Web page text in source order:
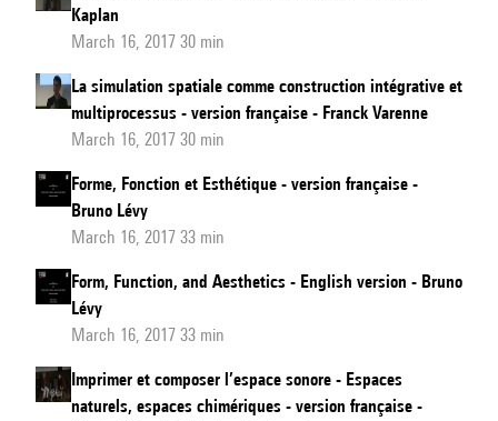
Kaplan
March 16, 2017 30 min
La simulation spatiale comme construction intégrative et
multiprocessus - version française - Franck Varenne
March 16, 2017 30 min
Forme, Fonction et Esthétique - version française -
Bruno Lévy
March 16, 2017 33 min
Form, Function, and Aesthetics - English version - Bruno
Lévy
March 16, 2017 33 min
Imprimer et composer l’espace sonore - Espaces
naturels, espaces chimériques - version française -